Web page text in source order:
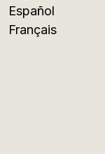
Español
Français